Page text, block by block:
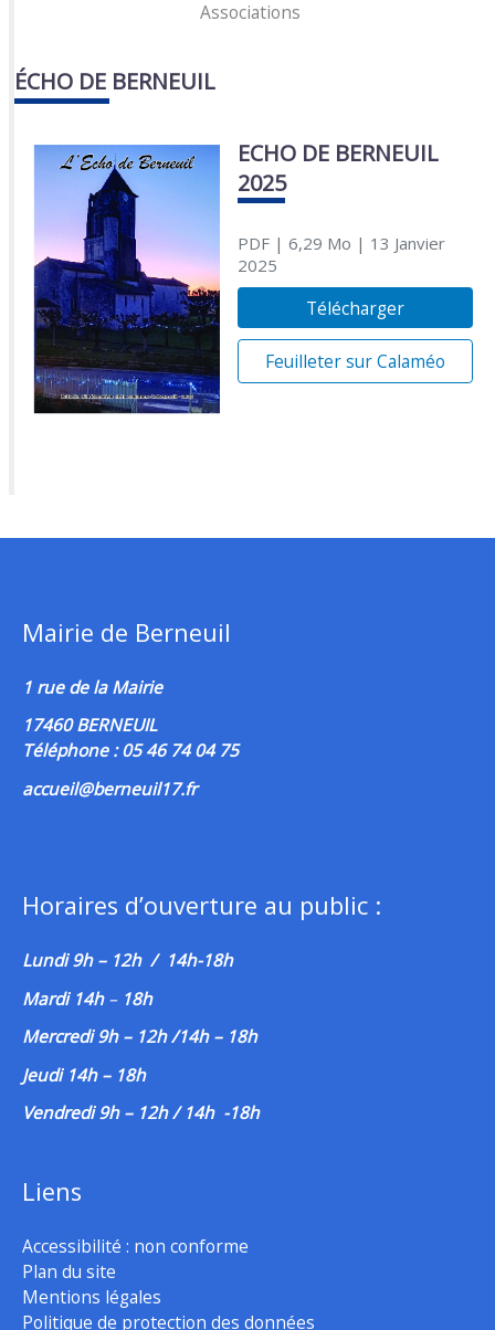
Associations
ÉCHO DE BERNEUIL
ECHO DE BERNEUIL
2025
PDF| 6,29 Mo | 13 Janvier
2025
Télécharger
Feuilleter sur Calaméo
Mairie de Berneuil
1 rue de la Mairie
17460 BERNEUIL
Téléphone : 05 46 74 04 75
accueil@berneuil17.fr
Horaires d’ouverture au public :
Lundi 9h – 12h / 14h-18h
Mardi 14h– 18h
Mercredi 9h – 12h /14h – 18h
Jeudi 14h – 18h
Vendredi 9h – 12h / 14h -18h
Liens
Accessibilité : non conforme
Plan du site
Mentions légales
Politique de protection des données